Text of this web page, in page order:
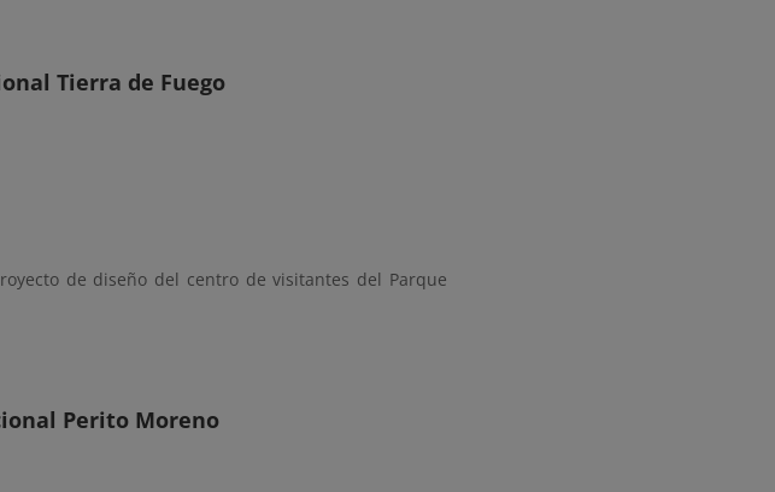
Tierra de Fuego
de diseño del centro de visitantes del Parque
Perito Moreno